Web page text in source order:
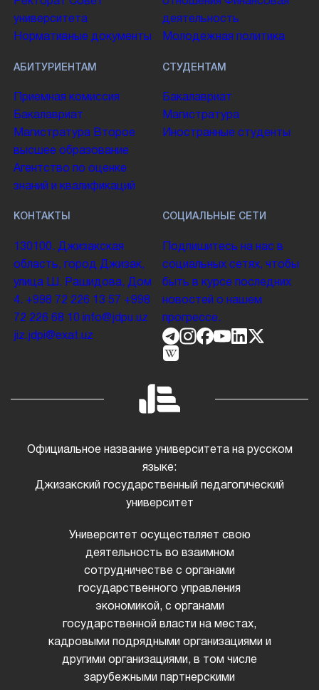
университета
Нормативные документы
деятельность
Молодежная политика
АБИТУРИЕНТАМ
Приемная комиссия
Бакалавриат
Магистратура Второе
высшее образование
Агентство по оценке
знаний и квалификаций
СТУДЕНТАМ
Бакалавриат
Магистратура
Иностранные студенты
КОНТАКТЫ
130100. Джизакская
область, город Джизак,
улица Ш. Рашидова, Дом
4. +998 72 226 13 57 +998
72 226 68 10 info@jdpu.uz
jiz.jdpi@exat.uz
СОЦИАЛЬНЫЕ СЕТИ
Подпишитесь на нас в
социальных сетях, чтобы
быть в курсе последних
новостей о нашем
прогрессе.
Официальное название университета на русском
языке:
Джизакский государственный педагогический
университет
Университет осуществляет свою
деятельность во взаимном
сотрудничестве с органами
государственного управления
экономикой, с органами
государственной власти на местах,
кадровыми подрядными организациями и
другими организациями, в том числе
зарубежными партнерскими